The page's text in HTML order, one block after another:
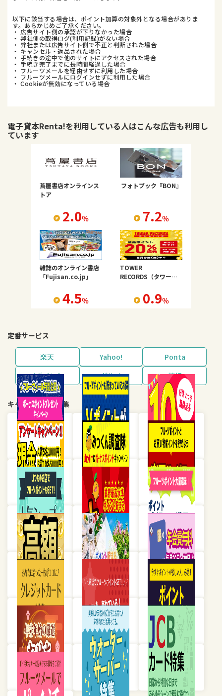
以下に該当する場合は、ポイント加算の対象外となる場合がありま
す。あらかじめご了承ください。
・ 広告サイト側の承認が下りなかった場合
・ 弊社側の取得ログ(利用記録)がない場合
・ 弊社または広告サイト側で不正と判断された場合
・ キャンセル・返品された場合
・ 手続きの途中で他のサイトにアクセスされた場合
・ 手続き完了までに長時間経過した場合
・ フルーツメールを経由せずに利用した場合
・ フルーツメールにログインせずに利用した場合
・ Cookieが無効になっている場合
電子貸本Renta!を利用している人はこんな広告も利用し
ています
蔦屋書店オンラインス
トア
2.0％
フォトブック『BON』
7.2％
雑誌のオンライン書店
「Fujisan.co.jp」
4.5％
TOWER
RECORDS（タワーレ
0.9％
定番サービス
楽天 Yahoo!
Ponta
dポイント
グルメ 旅行
キャンペーン・特集